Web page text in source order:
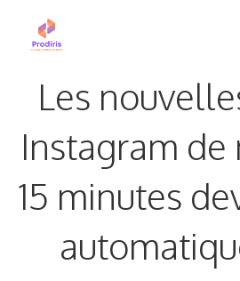
Les
Instagram de
15 minutes